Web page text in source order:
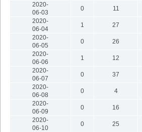
2020-
06-03
0 11
2020-
06-04
1 27
2020-
06-05
0 26
2020-
06-06
1 12
2020-
06-07
0 37
2020-
06-08
0 4
2020-
06-09
0 16
2020-
06-10
0 25